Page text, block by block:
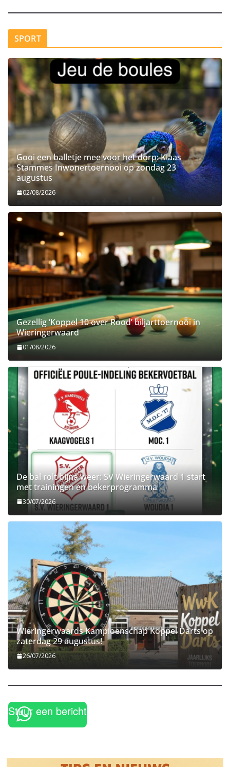
SPORT
Gooi een balletje mee voor het dorp: Klaas
Stammes Inwonertoernooi op zondag 23
augustus
02/08/2026
Gezellig ‘Koppel 10 over Rood’ biljarttoernooi in
Wieringerwaard
01/08/2026
De bal rolt bijna weer: SV Wieringerwaard 1 start
met trainingen en bekerprogramma
30/07/2026
Wieringerwaards Kampioenschap Koppel Darts op
zaterdag 29 augustus!
26/07/2026
Stuur een bericht